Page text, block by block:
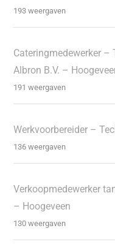
193 weergaven
Cateringmedewerker –
Albron B.V. –
191 weergaven
Werkvoorbereider –
136 weergaven
Verkoopmedewerker
– Hoogeveen
130 weergaven